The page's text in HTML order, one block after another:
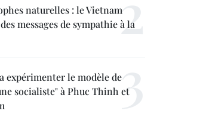
naturelles : le Vietnam
messages de sympathie à la
expérimenter le modèle de
socialiste" à Phuc Thinh et